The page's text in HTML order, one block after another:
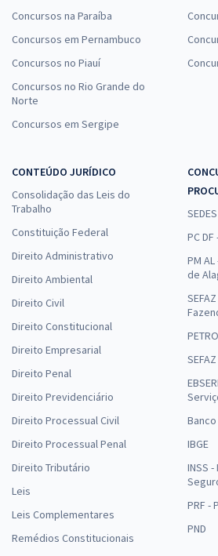
Concursos na Paraíba
Concursos em Pernambuco
Concursos no Piauí
Concursos no Rio Grande do
Norte
Concursos em Sergipe
CONTEÚDO JURÍDICO
Consolidação das Leis do
Trabalho
Constituição Federal
Direito Administrativo
Direito Ambiental
Direito Civil
Direito Constitucional
Direito Empresarial
Direito Penal
Direito Previdenciário
Direito Processual Civil
Direito Processual Penal
Direito Tributário
Leis
Leis Complementares
Remédios Constitucionais
SEDES
PC DF
PM
de
IBGE
INSS
PRF -
PND